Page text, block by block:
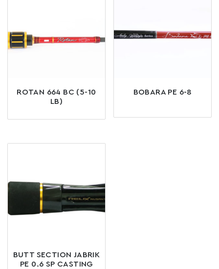
ROTAN 664 BC (5-10
LB)
BOBARA PE 6-8
BUTT SECTION JABRIK
PE 0.6 SP CASTING